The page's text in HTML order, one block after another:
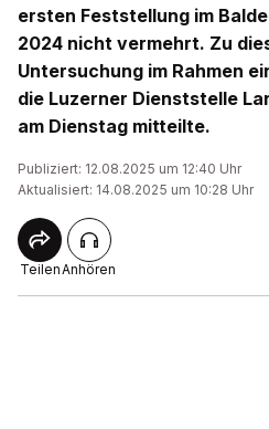
ersten Feststellung im
2024 nicht vermehrt. Zu
Untersuchung im Rahmen
die Luzerner Dienststelle
am Dienstag mitteilte.
Publiziert: 12.08.2025 um 12:40 Uhr
Aktualisiert: 14.08.2025 um 10:28 Uhr
TeilenAnhören